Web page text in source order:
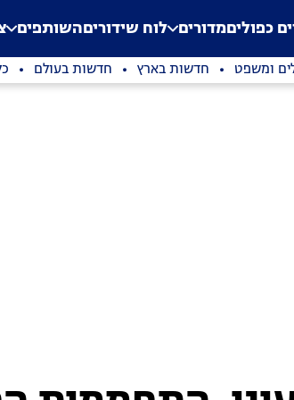
Application error: a
. כפוליםמדורים לוח שידוריםהשותפים
ומשפט חדשות בארץ חדשות בעולם